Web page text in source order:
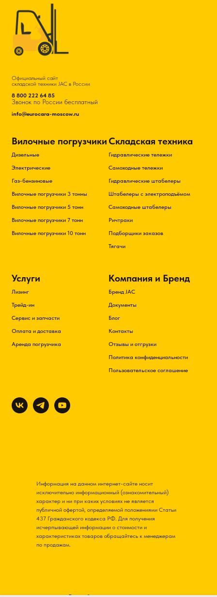
Официальный сайт
складской техники JAC в России
8 800 222 64 85
Звонок по России бесплатный
info@eurocara-moscow.ru
Вилочные погрузчики
Дизельные
Электрические
Газ-бензиновые
Вилочные погрузчики 3 тонны
Вилочные погрузчики 5 тонн
Вилочные погрузчики 7 тонн
Вилочные погрузчики 10 тонн
Складская техника
Гидравлические тележки
Самоходные тележки
Гидравлические штабелеры
Штабелеры с электроподъёмом
Самоходные штабелеры
Ричтраки
Подборщики заказов
Тягачи
Услуги
Лизинг
Трейд-ин
Сервис и запчасти
Оплата и доставка
Аренда погрузчика
Компания и Бренд
Бренд JAC
Документы
Блог
Контакты
Отзывы и отгрузки
Политика конфиденциальности
Пользовательское соглашение
Информация на данном интернет-сайте носит
исключительно информационный (ознакомительный)
характер и ни при каких условиях не является
публичной офертой, определяемой положениями Статьи
437 Гражданского кодекса РФ. Для получения
исчерпывающей информации о стоимости и
характеристиках товаров обращайтесь к менеджерам
по продажам.